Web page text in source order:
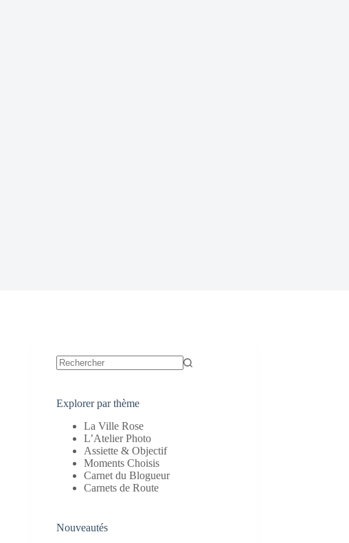
Explorer par thème
La Ville Rose
L’Atelier Photo
Assiette & Objectif
Moments Choisis
Carnet du Blogueur
Carnets de Route
Nouveautés